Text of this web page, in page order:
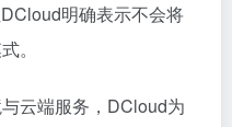
明确表示不会将
。
云端服务，DCloud为